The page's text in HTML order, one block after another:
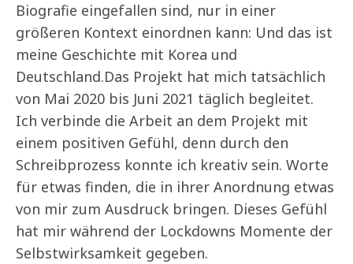
Biografie eingefallen sind, nur in einer
größeren Kontext einordnen kann: Und das ist
meine Geschichte mit Korea und
Deutschland.Das Projekt hat mich tatsächlich
von Mai 2020 bis Juni 2021 täglich begleitet.
Ich verbinde die Arbeit an dem Projekt mit
einem positiven Gefühl, denn durch den
Schreibprozess konnte ich kreativ sein. Worte
für etwas finden, die in ihrer Anordnung etwas
von mir zum Ausdruck bringen. Dieses Gefühl
hat mir während der Lockdowns Momente der
Selbstwirksamkeit gegeben.